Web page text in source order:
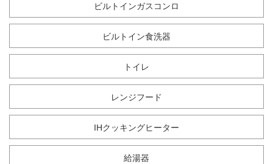
ビルトインガスコンロ
ビルトイン食洗器
トイレ
レンジフード
IHクッキングヒーター
給湯器